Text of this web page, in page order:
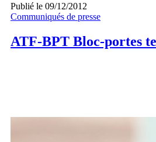
Publié le 09/12/2012
Communiqués de presse
ATF-BPT Bloc-portes